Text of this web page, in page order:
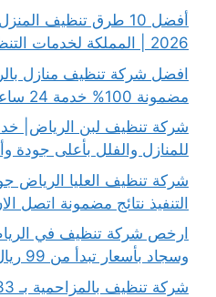
أفضل 10 طرق تنظيف
2026 | المملكة لخدمات التنظيف
افضل شركة تنظيف منازل
مضمونة 100% خدمة 24 ساعة احجز الان
شركة تنظيف لبن الرياض|
للمنازل والفلل بأعلى جودة
التنفيذ نتائج مضمونة اتصل
ارخص شركة تنظيف في
وسجاد بأسعار تبدأ من 99 ريال